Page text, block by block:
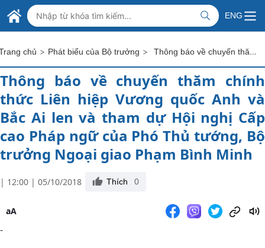
Skip to Main Content
BỘ NGOẠI GIAO VIỆT NAM
MINISTRY OF FOREIGN AFFAIRS
ENG
chủ > Phát biểu của Bộ trưởng > Thông báo về chuyến thăm chính thức Liên hiệp Vương quốc Anh và Bắc Ai len và tham dự Hội nghị Cấp cao Pháp ngữ của Phó Thủ tướng, Bộ trưởng Ngoại giao Phạm Bình Minh
Thông báo về chuyến thăm chính
thức Liên hiệp Vương quốc Anh và
Bắc Ai len và tham dự Hội nghị Cấp
cao Pháp ngữ của Phó Thủ tướng, Bộ
trưởng Ngoại giao Phạm Bình Minh
| 12:00 | 05/10/2018 Thích 0
aA
-